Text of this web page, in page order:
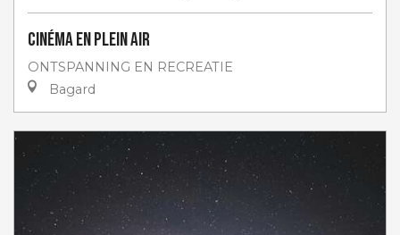
Cinéma en plein air
ONTSPANNING EN RECREATIE
Bagard